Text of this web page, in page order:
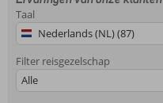
Taal
Nederlands (NL) (87)
Filter reisgezelschap
Alle